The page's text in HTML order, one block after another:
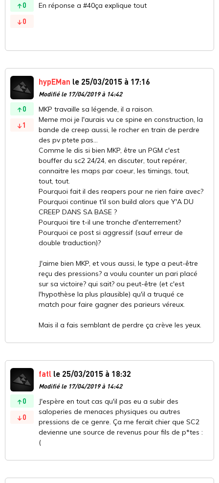
0
0
En réponse a #40ça explique tout
0
1
hypEMan le 25/03/2015 à 17:16
Modifié le 17/04/2019 à 14:42
MKP travaille sa légende, il a raison.
Meme moi je l'aurais vu ce spine en construction, la
bande de creep aussi, le rocher en train de perdre
des pv ptete pas...
Comme le dis si bien MKP, être un PGM c'est
bouffer du sc2 24/24, en discuter, tout repérer,
connaitre les maps par coeur, les timings, tout,
tout, tout.
Pourquoi fait il des reapers pour ne rien faire avec?
Pourquoi continue t'il son build alors que Y'A DU
CREEP DANS SA BASE ?
Pourquoi tire t-il une tronche d'enterrement?
Pourquoi ce post si aggressif (sauf erreur de
double traduction)?
J'aime bien MKP, et vous aussi, le type a peut-être
reçu des pressions? a voulu counter un pari placé
sur sa victoire? qui sait? ou peut-être (et c'est
l'hypothèse la plus plausible) qu'il a truqué ce
match pour faire gagner des parieurs véreux.
Mais il a fais semblant de perdre ça crève les yeux.
0
0
fatl le 25/03/2015 à 18:32
Modifié le 17/04/2019 à 14:42
J'espère en tout cas qu'il pas eu a subir des
saloperies de menaces physiques ou autres
pressions de ce genre. Ça me ferait chier que SC2
devienne une source de revenus pour fils de p*tes :
(